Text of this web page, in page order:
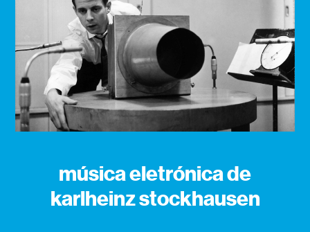
música eletrónica de
karlheinz stockhausen